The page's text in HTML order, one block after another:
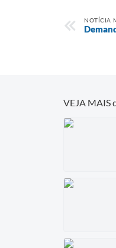
NOTÍCIA
VEJA MAIS